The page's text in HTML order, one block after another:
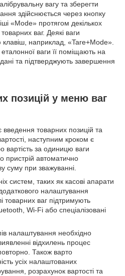
вагу та зберегти
здійснюється через кнопку
«Mode» протягом декількох
ваг. Деякі ваги
клавіш, наприклад, «Tare+Mode».
ваги її поміщають на
та підтверджують завершення
позицій у меню ваг
товарних позицій та
наступним кроком є
вартість за одиницю ваги
пристрій автоматично
суму при зважуванні.
систем, таких як касові апарати
налаштування
товарних ваг підтримують
Wi-Fi або спеціалізовані
налаштування необхідно
відхилень процес
Також варто
усіх налаштованих
розрахунок вартості та